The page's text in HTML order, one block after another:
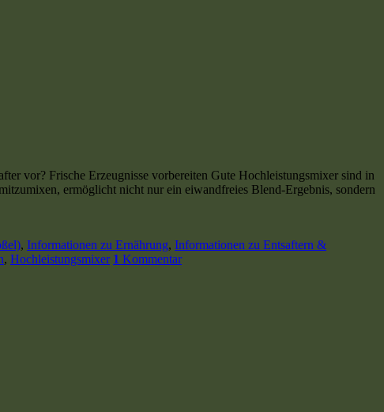
vor? Frische Erzeugnisse vorbereiten Gute Hochleistungsmixer sind in
ermöglicht nicht nur ein eiwandfreies Blend-Ergebnis, sondern
, Informationen zu Ernährung, Informationen zu Entsaftern &
, Hochleistungsmixer 1 Kommentar